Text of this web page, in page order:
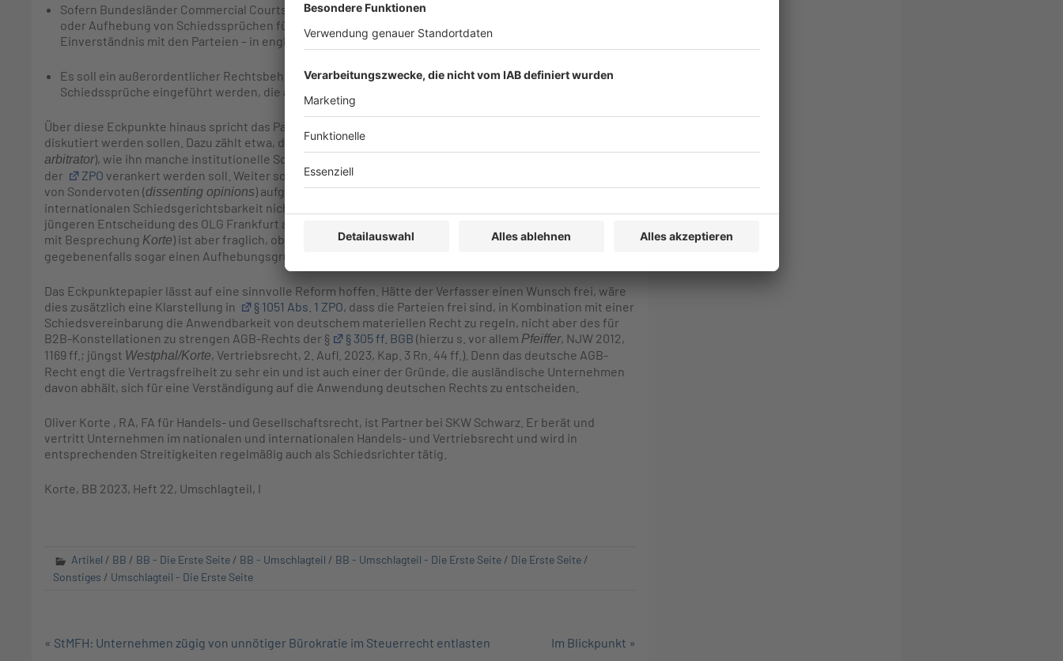
Sofern Bundesländer Commercial Courts einführen, sollen diese für Anträge auf Vollstreckbarerklärung
oder Aufhebung von Schiedssprüchen für zuständig erklärt werden können. Das Verfahren soll – im
Einverständnis mit den Parteien – in englischer Sprache möglich sein.
Es soll ein außerordentlicher Rechtsbehelf zur Beseitigung bereits bestandskräftiger inländischer
Schiedssprüche eingeführt werden, die an sehr erheblichen Mängeln leiden.
Über diese Eckpunkte hinaus spricht das Papier des BMJ einige Punkte an, die noch ergebnisoffen
diskutiert werden sollen. Dazu zählt etwa, dass geprüft werden soll, ob ein Eilschiedsrichter (
arbitrator), wie ihn manche institutionelle Schiedsordnungen (z. B. Art. 29 ICC Rules) bereits kennen, auch in
der
ZPO verankert werden soll. Weiter soll geprüft werden, ob dort auch eine Regelung zur Zulässigkeit
von Sondervoten (dissenting opinions) aufgenommen werden soll. Solche Sondervoten sind in der
internationalen Schiedsgerichtsbarkeit nicht unüblich. Insbesondere aufgrund eines obiter dictum in einer
jüngeren Entscheidung des OLG Frankfurt a. M. (16.1.2020 – 26 Sch 14/18, IWRZ 2020, 233, GWR 2020, 301
mit Besprechung Korte) ist aber fraglich, ob diese nach deutschem Zivilprozessrecht zulässig sind oder
gegebenenfalls sogar einen Aufhebungsgrund darstellen können.
Das Eckpunktepapier lässt auf eine sinnvolle Reform hoffen. Hätte der Verfasser einen Wunsch frei, wäre
dies zusätzlich eine Klarstellung in
§ 1051 Abs. 1 ZPO, dass die Parteien frei sind, in Kombination mit einer
Schiedsvereinbarung die Anwendbarkeit von deutschem materiellen Recht zu regeln, nicht aber des für
B2B-Konstellationen zu strengen AGB-Rechts der §
§ 305 ff. BGB (hierzu s. vor allem Pfeiffer, NJW 2012,
1169 ff.; jüngst Westphal/Korte, Vertriebsrecht, 2. Aufl. 2023, Kap. 3 Rn. 44 ff.). Denn das deutsche AGB-
Recht engt die Vertragsfreiheit zu sehr ein und ist auch einer der Gründe, die ausländische Unternehmen
davon abhält, sich für eine Verständigung auf die Anwendung deutschen Rechts zu entscheiden.
Oliver Korte , RA, FA für Handels- und Gesellschaftsrecht, ist Partner bei SKW Schwarz. Er berät und
vertritt Unternehmen im nationalen und internationalen Handels- und Vertriebsrecht und wird in
entsprechenden Streitigkeiten regelmäßig auch als Schiedsrichter tätig.
Korte, BB 2023, Heft 22, Umschlagteil, I
Artikel / BB / BB - Die Erste Seite / BB - Umschlagteil / BB - Umschlagteil - Die Erste Seite / Die Erste Seite /
Sonstiges / Umschlagteil - Die Erste Seite
Beitragsnavigation
« StMFH: Unternehmen zügig von unnötiger Bürokratie im Steuerrecht entlasten Im Blickpunkt »